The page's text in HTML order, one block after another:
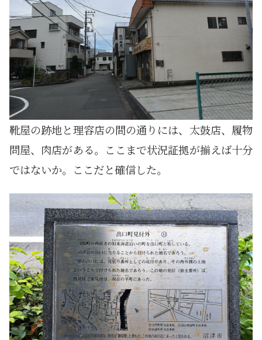
靴屋の跡地と理容店の間の通りには、太鼓店、履物
問屋、肉店がある。ここまで状況証拠が揃えば十分
ではないか。ここだと確信した。